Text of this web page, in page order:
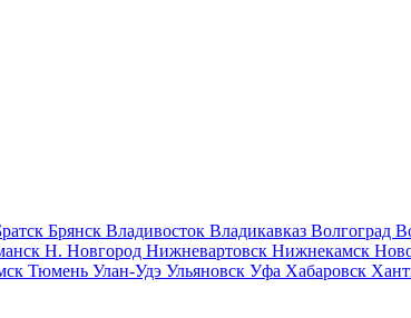
Брянск Владивосток Владикавказ Волгоград
Н. Новгород Нижневартовск Нижнекамск
Тюмень Улан-Удэ Ульяновск Уфа Хабаровск